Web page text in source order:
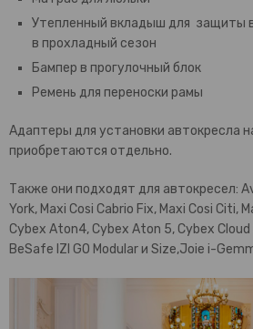
Утепленный вкладыш для защиты
в прохладный сезон
Бампер в прогулочный блок
Ремень для переноски рамы
Адаптеры для установки автокресла
приобретаются отдельно.
Также они подходят для автокресел:
York, Maxi Cosi Cabrio Fix, Maxi Cosi Citi,
Cybex Aton4, Cybex Aton 5, Cybex Cloud
BeSafe IZI GO Modular и Size,Joie i-